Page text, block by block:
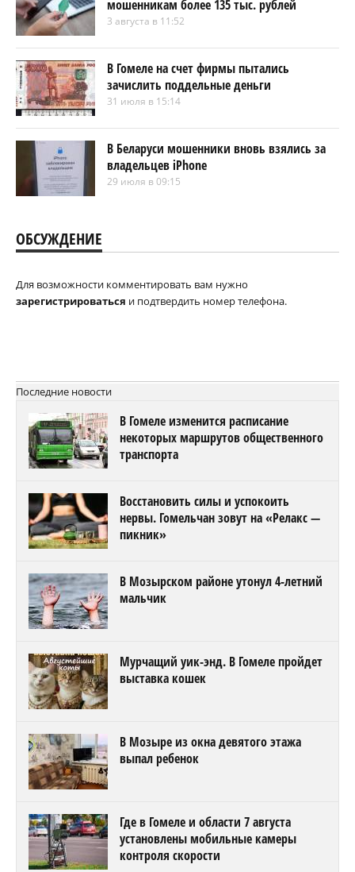
мошенникам более 135 тыс. рублей
3 августа в 11:52
В Гомеле на счет фирмы пытались
зачислить поддельные деньги
31 июля в 15:14
В Беларуси мошенники вновь взялись за
владельцев iPhone
29 июля в 09:15
ОБСУЖДЕНИЕ
Для возможности комментировать вам нужно
зарегистрироваться и подтвердить номер телефона.
Последние новости
В Гомеле изменится расписание
некоторых маршрутов общественного
транспорта
Восстановить силы и успокоить
нервы. Гомельчан зовут на «Релакс —
пикник»
В Мозырском районе утонул 4-летний
мальчик
Мурчащий уик-энд. В Гомеле пройдет
выставка кошек
В Мозыре из окна девятого этажа
выпал ребенок
Где в Гомеле и области 7 августа
установлены мобильные камеры
контроля скорости